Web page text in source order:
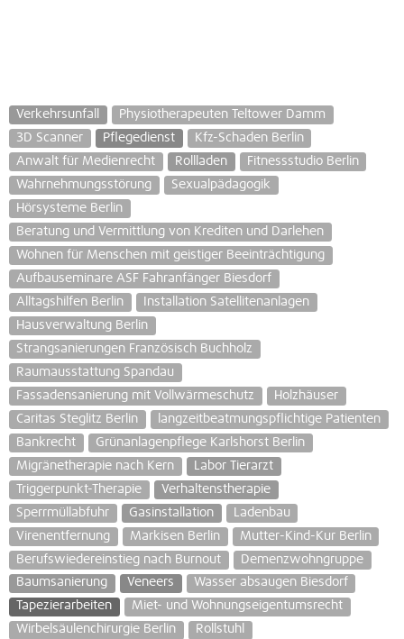
Verkehrsunfall
Physiotherapeuten Teltower Damm
3D Scanner
Pflegedienst
Kfz-Schaden Berlin
Anwalt für Medienrecht
Rollladen
Fitnessstudio Berlin
Wahrnehmungsstörung
Sexualpädagogik
Hörsysteme Berlin
Beratung und Vermittlung von Krediten und Darlehen
Wohnen für Menschen mit geistiger Beeinträchtigung
Aufbauseminare ASF Fahranfänger Biesdorf
Alltagshilfen Berlin
Installation Satellitenanlagen
Hausverwaltung Berlin
Strangsanierungen Französisch Buchholz
Raumausstattung Spandau
Fassadensanierung mit Vollwärmeschutz
Holzhäuser
Caritas Steglitz Berlin
langzeitbeatmungspflichtige Patienten
Bankrecht
Grünanlagenpflege Karlshorst Berlin
Migränetherapie nach Kern
Labor Tierarzt
Triggerpunkt-Therapie
Verhaltenstherapie
Sperrmüllabfuhr
Gasinstallation
Ladenbau
Virenentfernung
Markisen Berlin
Mutter-Kind-Kur Berlin
Berufswiedereinstieg nach Burnout
Demenzwohngruppe
Baumsanierung
Veneers
Wasser absaugen Biesdorf
Tapezierarbeiten
Miet- und Wohnungseigentumsrecht
Wirbelsäulenchirurgie Berlin
Rollstuhl